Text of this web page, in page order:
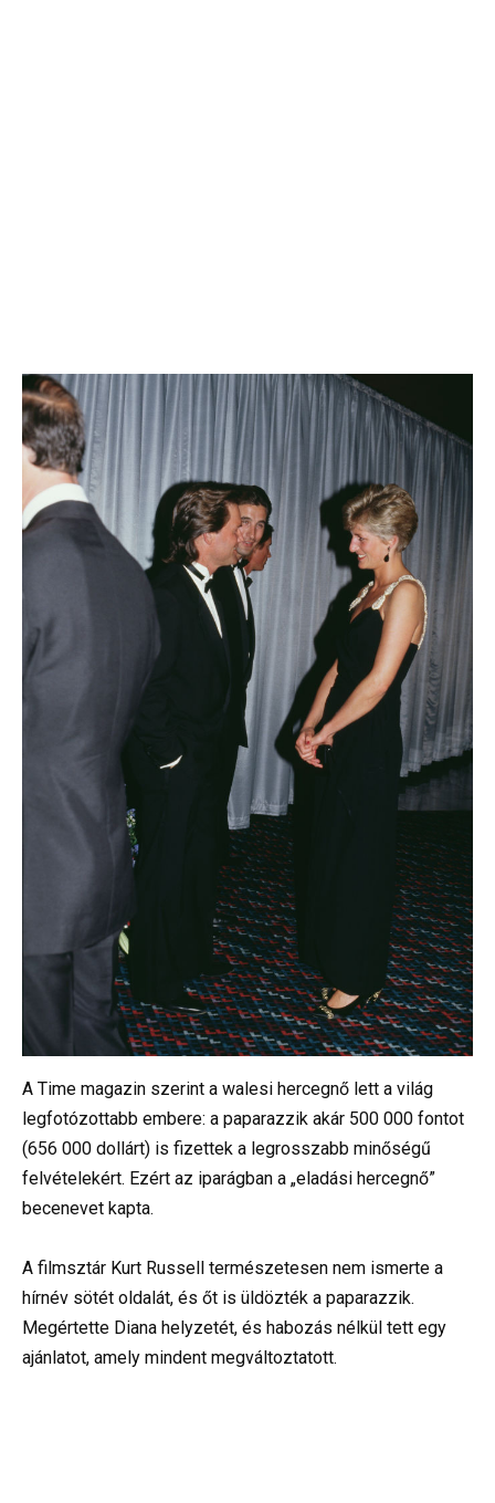
A Time magazin szerint a walesi hercegnő lett a világ
legfotózottabb embere: a paparazzik akár 500 000 fontot
(656 000 dollárt) is fizettek a legrosszabb minőségű
felvételekért. Ezért az iparágban a „eladási hercegnő”
becenevet kapta.
A filmsztár Kurt Russell természetesen nem ismerte a
hírnév sötét oldalát, és őt is üldözték a paparazzik.
Megértette Diana helyzetét, és habozás nélkül tett egy
ajánlatot, amely mindent megváltoztatott.